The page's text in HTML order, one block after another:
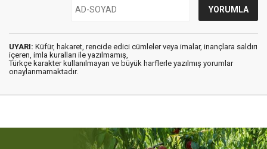
UYARI: Küfür, hakaret, rencide edici cümleler veya imalar, inançlara saldırı
içeren, imla kuralları ile yazılmamış,
Türkçe karakter kullanılmayan ve büyük harflerle yazılmış yorumlar
onaylanmamaktadır.